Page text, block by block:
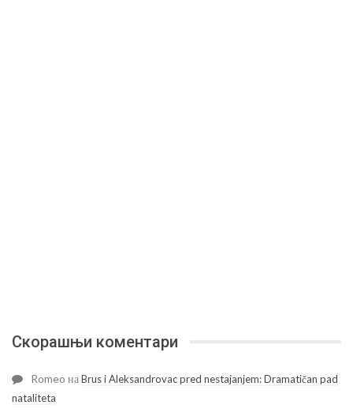
Скорашњи коментари
Romeo наBrus i Aleksandrovac pred nestajanjem: Dramatičan pad
nataliteta